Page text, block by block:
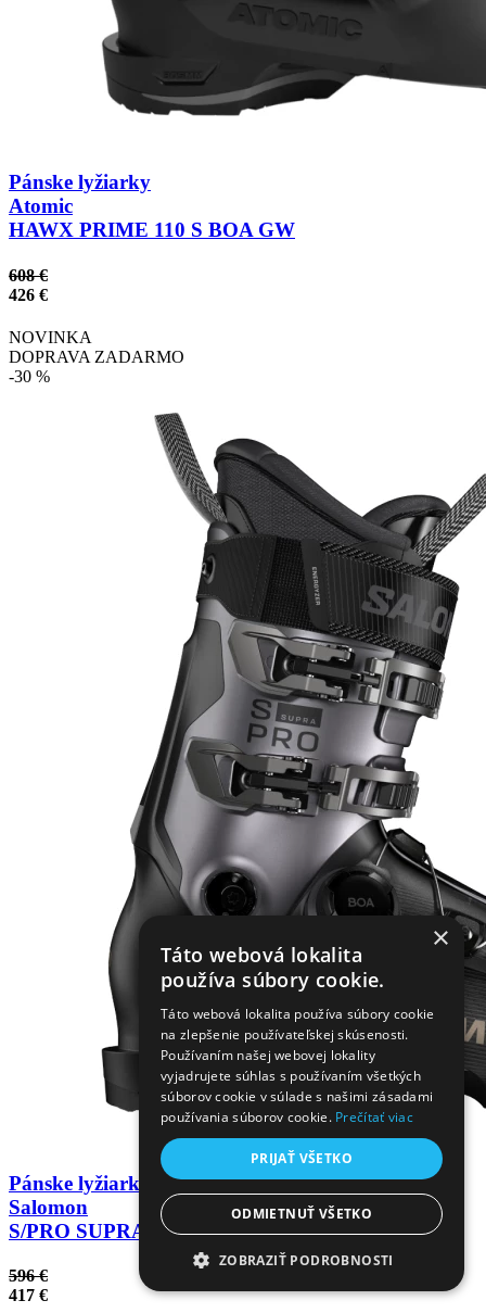
Pánske lyžiarky
Atomic
HAWX PRIME 110 S BOA GW
608 €
426 €
NOVINKA
DOPRAVA ZADARMO
-30 %
Pánske lyžiarky
Salomon
S/PRO SUPRA BOA 120 GW
596 €
417 €
×
Táto webová lokalita
používa súbory cookie.
Táto webová lokalita používa súbory cookie
na zlepšenie používateľskej skúsenosti.
Používaním našej webovej lokality
vyjadrujete súhlas s používaním všetkých
súborov cookie v súlade s našimi zásadami
používania súborov cookie. Prečítať viac
PRIJAŤ VŠETKO
ODMIETNUŤ VŠETKO
ZOBRAZIŤ PODROBNOSTI